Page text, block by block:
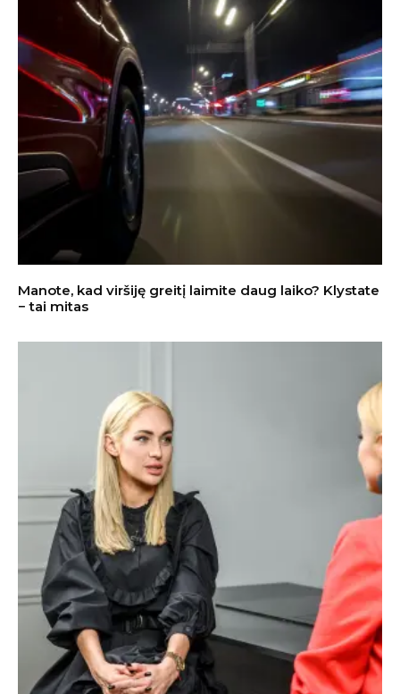
Manote, kad viršiję greitį laimite daug laiko? Klystate
− tai mitas